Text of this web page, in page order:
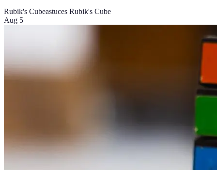
Rubik's Cubeastuces Rubik's Cube
Aug 5